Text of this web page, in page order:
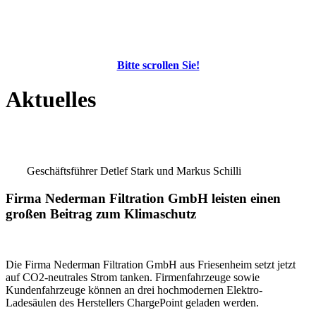
Bitte scrollen Sie!
Aktuelles
Geschäftsführer Detlef Stark und Markus Schilli
Firma Nederman Filtration GmbH leisten einen
großen Beitrag zum Klimaschutz
Die Firma Nederman Filtration GmbH aus Friesenheim setzt jetzt
auf CO2-neutrales Strom tanken. Firmenfahrzeuge sowie
Kundenfahrzeuge können an drei hochmodernen Elektro-
Ladesäulen des Herstellers ChargePoint geladen werden.